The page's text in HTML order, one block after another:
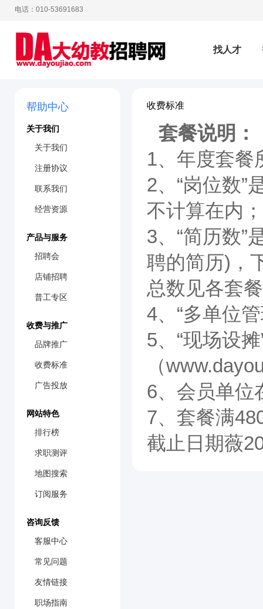
电话：010-53691683
找人才
幼教资讯
帮助中心
关于我们
关于我们
注册协议
联系我们
经营资源
产品与服务
招聘会
店铺招聘
普工专区
收费与推广
品牌推广
收费标准
广告投放
网站特色
排行榜
求职测评
地图搜索
订阅服务
咨询反馈
客服中心
常见问题
友情链接
职场指南
收费标准
套餐说明：
1、年度套餐
2、“岗位数”
不计算在内；
3、“简历数”
聘的简历)，
总数见各套
4、“多单位
5、“现场设
（
6、会员单位
7、套餐满
截止日期薇